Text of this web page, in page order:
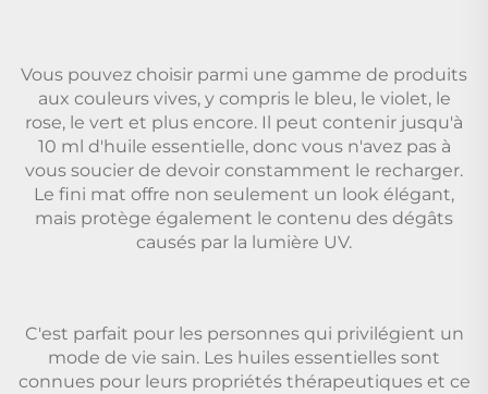
Vous pouvez choisir parmi une gamme de produits
aux couleurs vives, y compris le bleu, le violet, le
rose, le vert et plus encore. Il peut contenir jusqu'à
10 ml d'huile essentielle, donc vous n'avez pas à
vous soucier de devoir constamment le recharger.
Le fini mat offre non seulement un look élégant,
mais protège également le contenu des dégâts
causés par la lumière UV.
C'est parfait pour les personnes qui privilégient un
mode de vie sain. Les huiles essentielles sont
connues pour leurs propriétés thérapeutiques et ce